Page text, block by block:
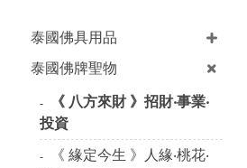
泰國佛具用品
泰國佛牌聖物
《 八方來財 》招財‧事業‧
投資
《 緣定今生 》人緣‧桃花‧